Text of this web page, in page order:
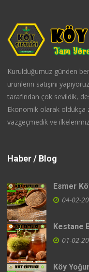
Kurulduğumuz günden
ürünlerin satışını
tarafından çok sevildik,
Ekonomik olarak oldukça
vazgeçmedik ve
Haber / Blog
Esmer
04-02-
Kestane
01-02-
Köy